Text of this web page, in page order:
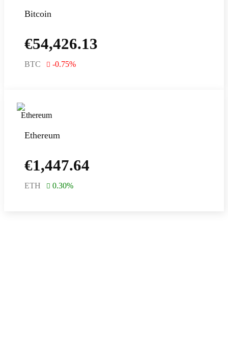
Bitcoin
€54,426.13
BTC -0.75%
Ethereum
€1,447.64
ETH 0.30%